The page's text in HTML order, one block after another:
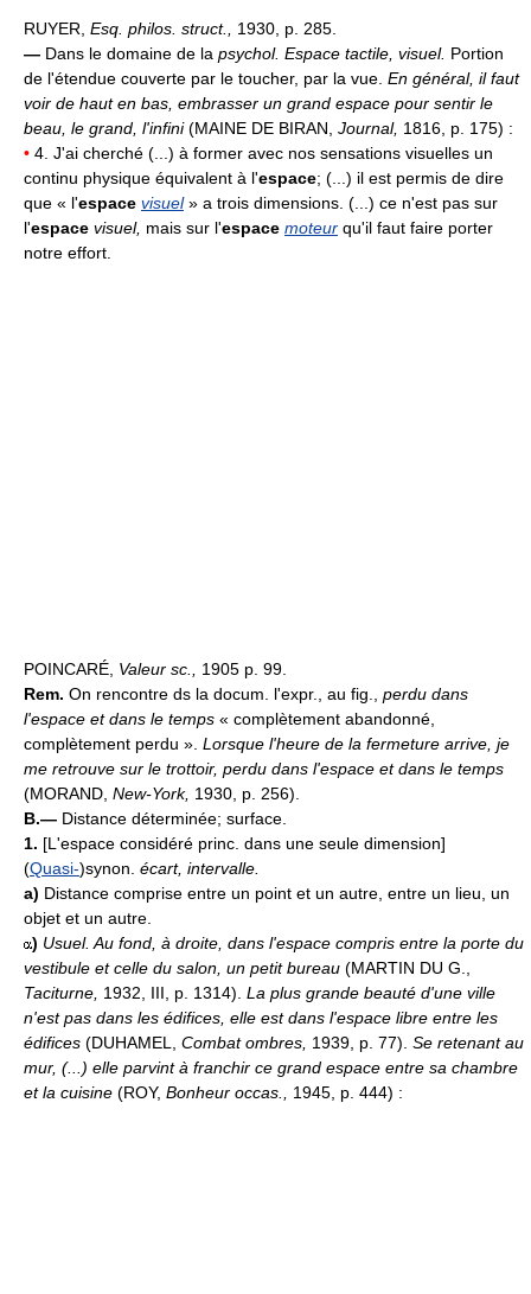
RUYER, Esq. philos. struct., 1930, p. 285.
— Dans le domaine de la psychol. Espace tactile, visuel. Portion
de l'étendue couverte par le toucher, par la vue. En général, il faut
voir de haut en bas, embrasser un grand espace pour sentir le
beau, le grand, l'infini(MAINE DE BIRAN, Journal, 1816, p. 175) :
• 4. J'ai cherché (...) à former avec nos sensations visuelles un
continu physique équivalent à l'espace; (...) il est permis de dire
que « l'espace visuel» a trois dimensions. (...) ce n'est pas sur
l'espace visuel, mais sur l'espace moteur qu'il faut faire porter
notre effort.
POINCARÉ, Valeur sc., 1905 p. 99.
Rem. On rencontre ds la docum. l'expr., au fig., perdu dans
l'espace et dans le temps « complètement abandonné,
complètement perdu ». Lorsque l'heure de la fermeture arrive, je
me retrouve sur le trottoir, perdu dans l'espace et dans le temps
(MORAND, New-York, 1930, p. 256).
B.— Distance déterminée; surface.
1. [L'espace considéré princ. dans une seule dimension]
(Quasi-)synon. écart, intervalle.
a) Distance comprise entre un point et un autre, entre un lieu, un
objet et un autre.
) Usuel. Au fond, à droite, dans l'espace compris entre la porte du
vestibule et celle du salon, un petit bureau (MARTIN DU G.,
Taciturne, 1932, III, p. 1314). La plus grande beauté d'une ville
n'est pas dans les édifices, elle est dans l'espace libre entre les
édifices (DUHAMEL, Combat ombres, 1939, p. 77). Se retenant au
mur, (...) elle parvint à franchir ce grand espace entre sa chambre
et la cuisine (ROY, Bonheur occas., 1945, p. 444) :